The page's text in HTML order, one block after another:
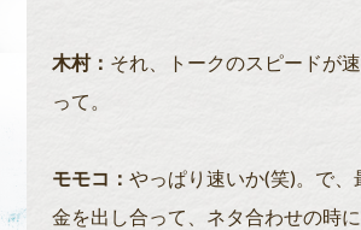
木村： それ、トークのスピードが
って。
モモコ： やっぱり速いか(笑)。で、
金を出し合って、ネタ合わせの時